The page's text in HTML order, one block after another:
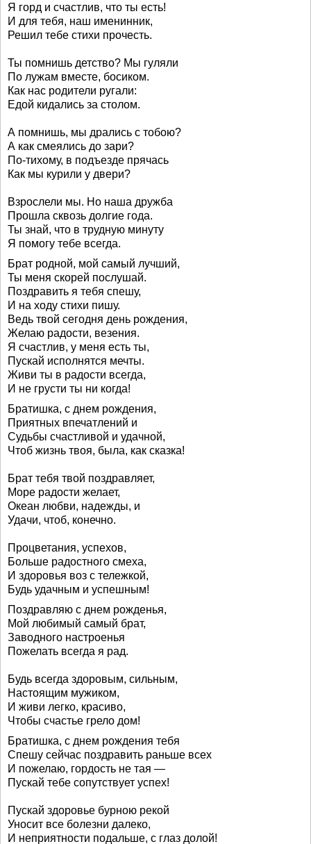
Я горд и счастлив, что ты есть!
И для тебя, наш именинник,
Решил тебе стихи прочесть.
Ты помнишь детство? Мы гуляли
По лужам вместе, босиком.
Как нас родители ругали:
Едой кидались за столом.
А помнишь, мы дрались с тобою?
А как смеялись до зари?
По-тихому, в подъезде прячась
Как мы курили у двери?
Взрослели мы. Но наша дружба
Прошла сквозь долгие года.
Ты знай, что в трудную минуту
Я помогу тебе всегда.
Брат родной, мой самый лучший,
Ты меня скорей послушай.
Поздравить я тебя спешу,
И на ходу стихи пишу.
Ведь твой сегодня день рождения,
Желаю радости, везения.
Я счастлив, у меня есть ты,
Пускай исполнятся мечты.
Живи ты в радости всегда,
И не грусти ты ни когда!
Братишка, с днем рождения,
Приятных впечатлений и
Судьбы счастливой и удачной,
Чтоб жизнь твоя, была, как сказка!
Брат тебя твой поздравляет,
Море радости желает,
Океан любви, надежды, и
Удачи, чтоб, конечно.
Процветания, успехов,
Больше радостного смеха,
И здоровья воз с тележкой,
Будь удачным и успешным!
Поздравляю с днем рожденья,
Мой любимый самый брат,
Заводного настроенья
Пожелать всегда я рад.
Будь всегда здоровым, сильным,
Настоящим мужиком,
И живи легко, красиво,
Чтобы счастье грело дом!
Братишка, с днем рождения тебя
Спешу сейчас поздравить раньше всех
И пожелаю, гордость не тая —
Пускай тебе сопутствует успех!
Пускай здоровье бурною рекой
Уносит все болезни далеко,
И неприятности подальше, с глаз долой!